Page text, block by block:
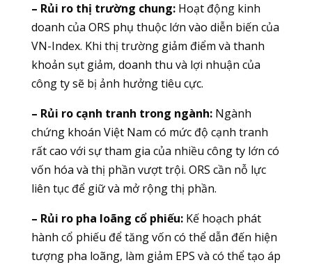
– Rủi ro thị trường chung:Hoạt động kinh
doanh của ORS phụ thuộc lớn vào diễn biến của
VN-Index. Khi thị trường giảm điểm và thanh
khoản sụt giảm, doanh thu và lợi nhuận của
công ty sẽ bị ảnh hưởng tiêu cực.
– Rủi ro cạnh tranh trong ngành:Ngành
chứng khoán Việt Nam có mức độ cạnh tranh
rất cao với sự tham gia của nhiều công ty lớn có
vốn hóa và thị phần vượt trội. ORS cần nỗ lực
liên tục để giữ và mở rộng thị phần.
– Rủi ro pha loãng cổ phiếu:Kế hoạch phát
hành cổ phiếu để tăng vốn có thể dẫn đến hiện
tượng pha loãng, làm giảm EPS và có thể tạo áp